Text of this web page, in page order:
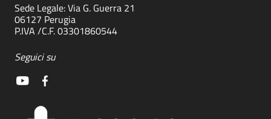
Sede Legale: Via G. Guerra 21
06127 Perugia
P.IVA /C.F. 03301860544
Seguici su